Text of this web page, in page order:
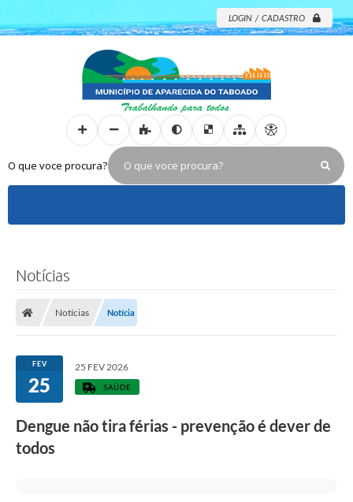
LOGIN / CADASTRO
O que voce procura?
Notícias
Notícias Notícia
FEV
25
25 FEV 2026
SAÚDE
Dengue não tira férias - prevenção é dever de
todos